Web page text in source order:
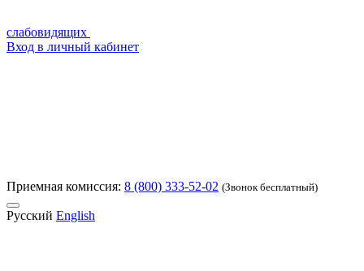
слабовидящих
Вход в личный кабинет
Приемная комиссия: 8 (800) 333-52-02 (Звонок бесплатный)
Русский English